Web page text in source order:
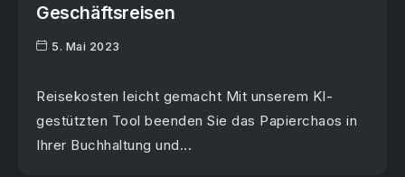
Geschäftsreisen
5. Mai 2023
Reisekosten leicht gemacht Mit unserem KI-
gestützten Tool beenden Sie das Papierchaos in
Ihrer Buchhaltung und...